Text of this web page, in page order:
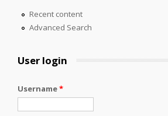
Recent content
Advanced Search
User login
Username*